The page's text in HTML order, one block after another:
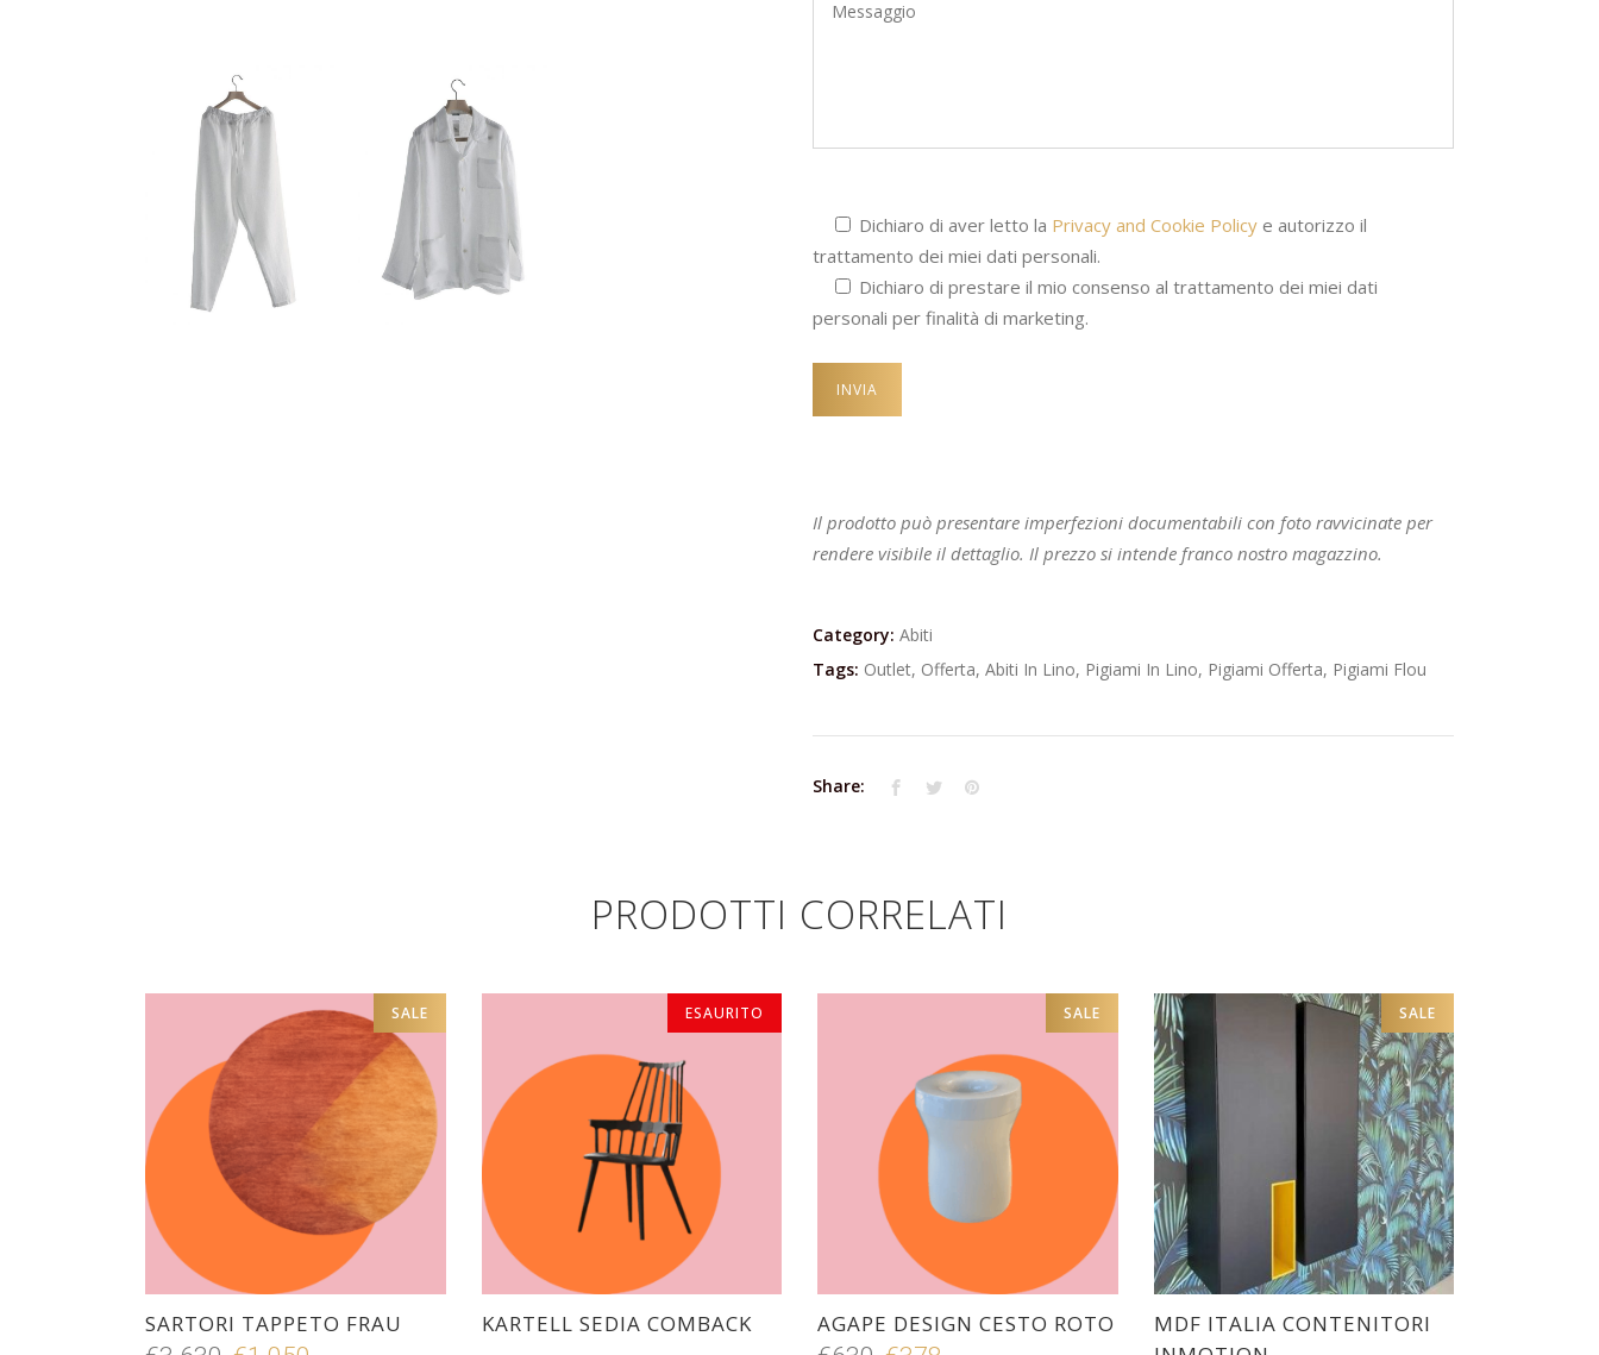
Dichiaro di aver letto la Privacy and Cookie Policy e autorizzo il
trattamento dei miei dati personali.
Dichiaro di prestare il mio consenso al trattamento dei miei dati
personali per finalità di marketing.
Il prodotto può presentare imperfezioni documentabili con foto ravvicinate per
rendere visibile il dettaglio. Il prezzo si intende franco nostro magazzino.
Category: Abiti
Tags: Outlet, Offerta, Abiti In Lino, Pigiami In Lino, Pigiami Offerta, Pigiami Flou
Share:
PRODOTTI CORRELATI
SALE
SARTORI TAPPETO FRAU
ESAURITO
ESAURITO
KARTELL SEDIA COMBACK
SALE
AGAPE DESIGN CESTO ROTO
SALE
MDF ITALIA CONTENITORI